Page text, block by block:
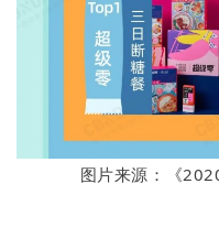
图片来源：《